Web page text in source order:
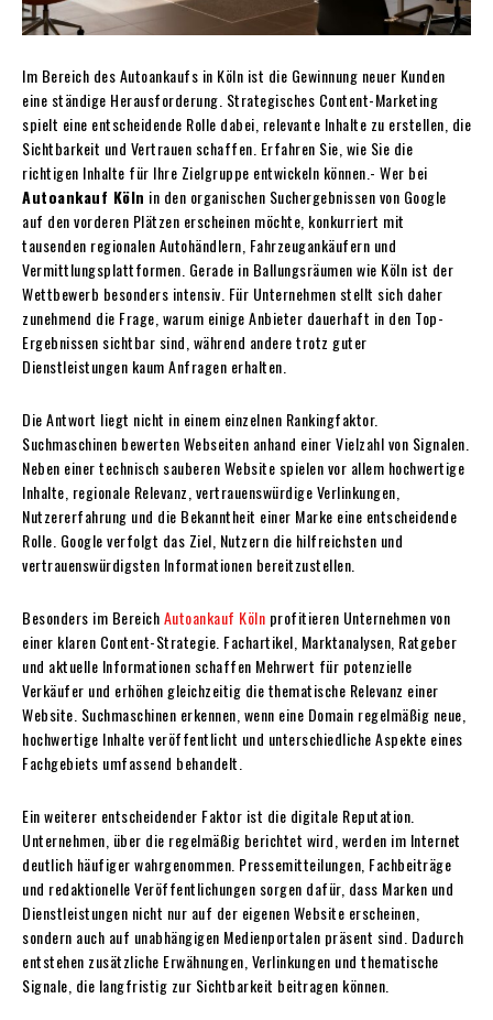
Im Bereich des Autoankaufs in Köln ist die Gewinnung neuer Kunden
eine ständige Herausforderung. Strategisches Content-Marketing
spielt eine entscheidende Rolle dabei, relevante Inhalte zu erstellen, die
Sichtbarkeit und Vertrauen schaffen. Erfahren Sie, wie Sie die
richtigen Inhalte für Ihre Zielgruppe entwickeln können.- Wer bei
Autoankauf Köln in den organischen Suchergebnissen von Google
auf den vorderen Plätzen erscheinen möchte, konkurriert mit
tausenden regionalen Autohändlern, Fahrzeugankäufern und
Vermittlungsplattformen. Gerade in Ballungsräumen wie Köln ist der
Wettbewerb besonders intensiv. Für Unternehmen stellt sich daher
zunehmend die Frage, warum einige Anbieter dauerhaft in den Top-
Ergebnissen sichtbar sind, während andere trotz guter
Dienstleistungen kaum Anfragen erhalten.
Die Antwort liegt nicht in einem einzelnen Rankingfaktor.
Suchmaschinen bewerten Webseiten anhand einer Vielzahl von Signalen.
Neben einer technisch sauberen Website spielen vor allem hochwertige
Inhalte, regionale Relevanz, vertrauenswürdige Verlinkungen,
Nutzererfahrung und die Bekanntheit einer Marke eine entscheidende
Rolle. Google verfolgt das Ziel, Nutzern die hilfreichsten und
vertrauenswürdigsten Informationen bereitzustellen.
Besonders im BereichAutoankauf Köln profitieren Unternehmen von
einer klaren Content-Strategie. Fachartikel, Marktanalysen, Ratgeber
und aktuelle Informationen schaffen Mehrwert für potenzielle
Verkäufer und erhöhen gleichzeitig die thematische Relevanz einer
Website. Suchmaschinen erkennen, wenn eine Domain regelmäßig neue,
hochwertige Inhalte veröffentlicht und unterschiedliche Aspekte eines
Fachgebiets umfassend behandelt.
Ein weiterer entscheidender Faktor ist die digitale Reputation.
Unternehmen, über die regelmäßig berichtet wird, werden im Internet
deutlich häufiger wahrgenommen. Pressemitteilungen, Fachbeiträge
und redaktionelle Veröffentlichungen sorgen dafür, dass Marken und
Dienstleistungen nicht nur auf der eigenen Website erscheinen,
sondern auch auf unabhängigen Medienportalen präsent sind. Dadurch
entstehen zusätzliche Erwähnungen, Verlinkungen und thematische
Signale, die langfristig zur Sichtbarkeit beitragen können.